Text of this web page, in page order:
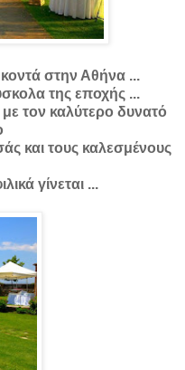
στην Αθήνα ...
της εποχής ...
τον καλύτερο δυνατό
και τους καλεσμένους
γίνεται ...